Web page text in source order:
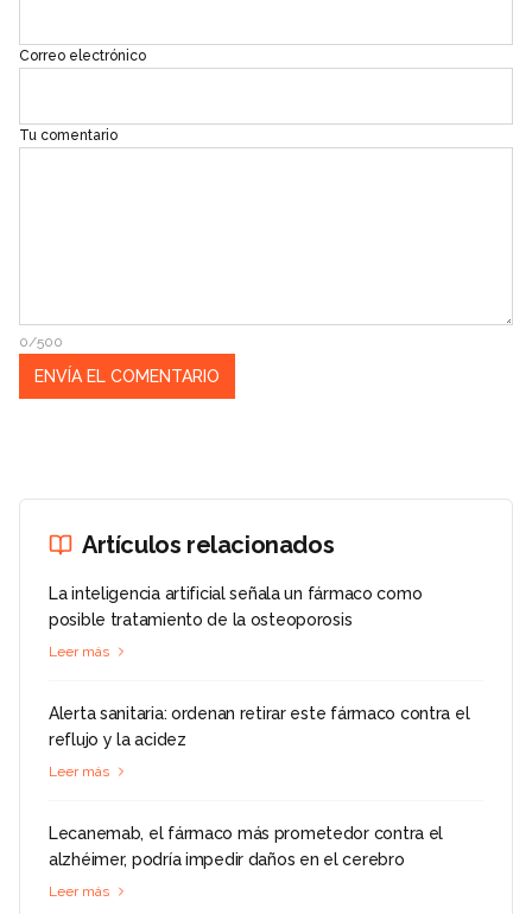
Correo electrónico
Tu comentario
0/500
Artículos relacionados
La inteligencia artificial señala un fármaco como
posible tratamiento de la osteoporosis
Leer más
Alerta sanitaria: ordenan retirar este fármaco contra el
reflujo y la acidez
Leer más
Lecanemab, el fármaco más prometedor contra el
alzhéimer, podría impedir daños en el cerebro
Leer más